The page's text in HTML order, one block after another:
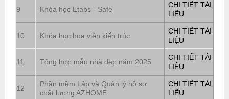
9 Khóa học Etabs - Safe
CHI TIẾT TÀI
LIỆU
10 Khóa học họa viên kiến trúc
CHI TIẾT TÀI
LIỆU
11 Tổng hợp mẫu nhà đẹp năm 2025
CHI TIẾT TÀI
LIỆU
12
Phần mềm Lập và Quản lý hồ sơ
chất lượng AZHOME
CHI TIẾT TÀI
LIỆU